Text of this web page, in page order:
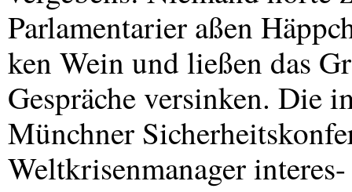
Parlamentarier aßen
ken Wein und ließen das
Gespräche versinken. Die
Münchner
Weltkrisenmanager interes-